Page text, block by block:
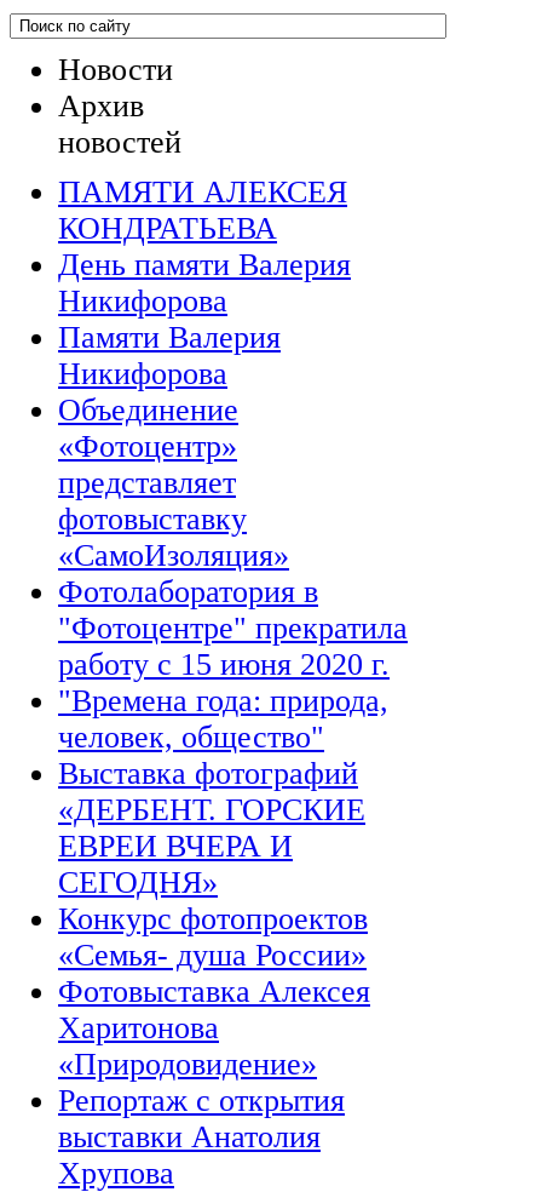
Новости
Архив
новостей
ПАМЯТИ АЛЕКСЕЯ
КОНДРАТЬЕВА
День памяти Валерия
Никифорова
Памяти Валерия
Никифорова
Объединение
«Фотоцентр»
представляет
фотовыставку
«СамоИзоляция»
Фотолаборатория в
"Фотоцентре" прекратила
работу с 15 июня 2020 г.
"Времена года: природа,
человек, общество"
Выставка фотографий
«ДЕРБЕНТ. ГОРСКИЕ
ЕВРЕИ ВЧЕРА И
СЕГОДНЯ»
Конкурс фотопроектов
«Семья- душа России»
Фотовыставка Алексея
Харитонова
«Природовидение»
Репортаж с открытия
выставки Анатолия
Хрупова